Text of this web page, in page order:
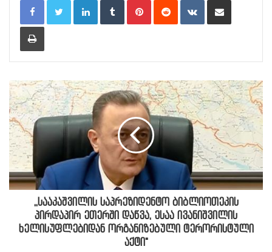
Print
,,სააკაშვილის საპრეზიდენტო ბიბლიოთეკის
პირდაპირ ეთერში დაწვა, ესაა ივანიშვილის
ხელისუფლებიდან ორგანიზებული ტერორისტული
აქტი"